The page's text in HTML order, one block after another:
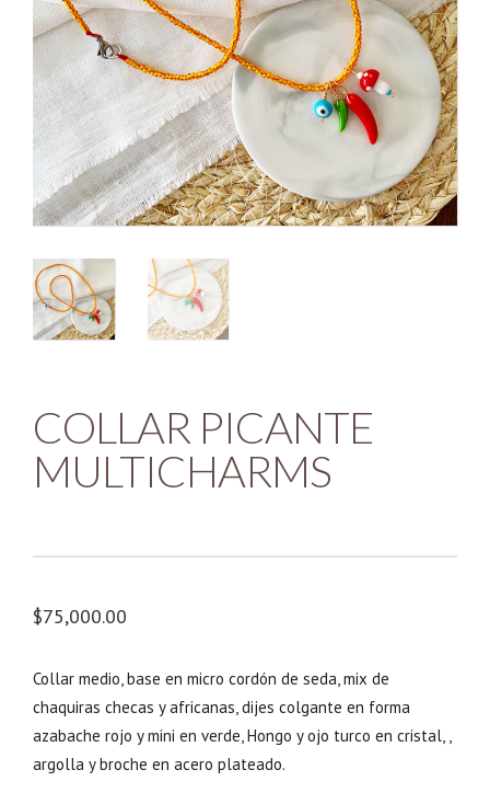
COLLAR PICANTE
MULTICHARMS
$75,000.00
Collar medio, base en micro cordón de seda, mix de
chaquiras checas y africanas, dijes colgante en forma
azabache rojo y mini en verde, Hongo y ojo turco en cristal, ,
argolla y broche en acero plateado.